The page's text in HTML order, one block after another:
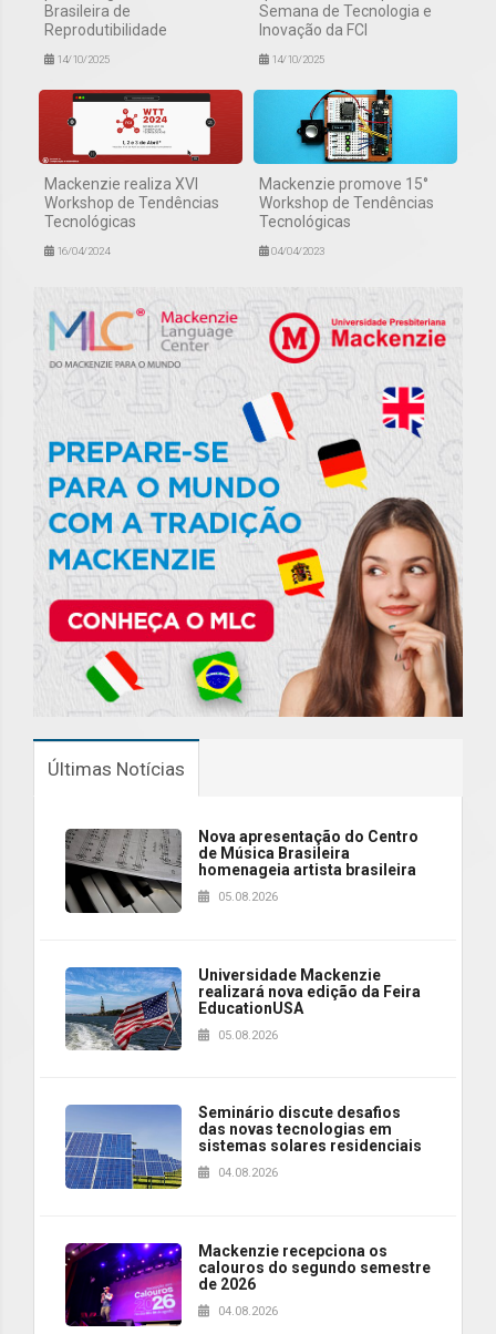
Brasileira de
Reprodutibilidade
14/10/2025
Semana de Tecnologia e
Inovação da FCI
14/10/2025
Mackenzie realiza XVI
Workshop de Tendências
Tecnológicas
16/04/2024
Mackenzie promove 15°
Workshop de Tendências
Tecnológicas
04/04/2023
Últimas Notícias
Nova apresentação do Centro
de Música Brasileira
homenageia artista brasileira
05.08.2026
Universidade Mackenzie
realizará nova edição da Feira
EducationUSA
05.08.2026
Seminário discute desafios
das novas tecnologias em
sistemas solares residenciais
04.08.2026
Mackenzie recepciona os
calouros do segundo semestre
de 2026
04.08.2026